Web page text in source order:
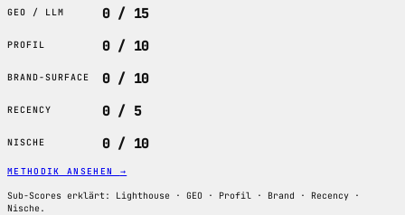
GEO / LLM 0 / 15
PROFIL 0 / 10
BRAND-SURFACE 0 / 10
RECENCY 0 / 5
NISCHE 0 / 10
METHODIK ANSEHEN →
Sub-Scores erklärt: Lighthouse · GEO · Profil · Brand · Recency ·
Nische.